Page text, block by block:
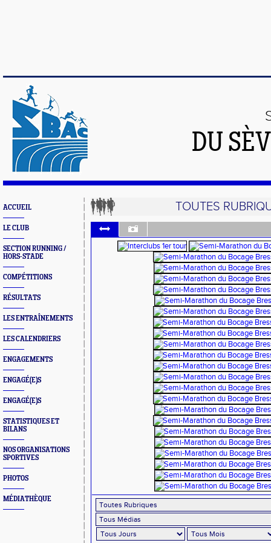
DU
ACCUEIL
LE CLUB
SECTION RUNNING /
HORS-STADE
COMPÉTITIONS
RÉSULTATS
LES ENTRAÎNEMENTS
LES CALENDRIERS
ENGAGEMENTS
ENGAGÉ(E)S
ENGAGÉ(E)S
STATISTIQUES ET
BILANS
NOS ORGANISATIONS
SPORTIVES
PHOTOS
MÉDIATHÈQUE
TOUTES